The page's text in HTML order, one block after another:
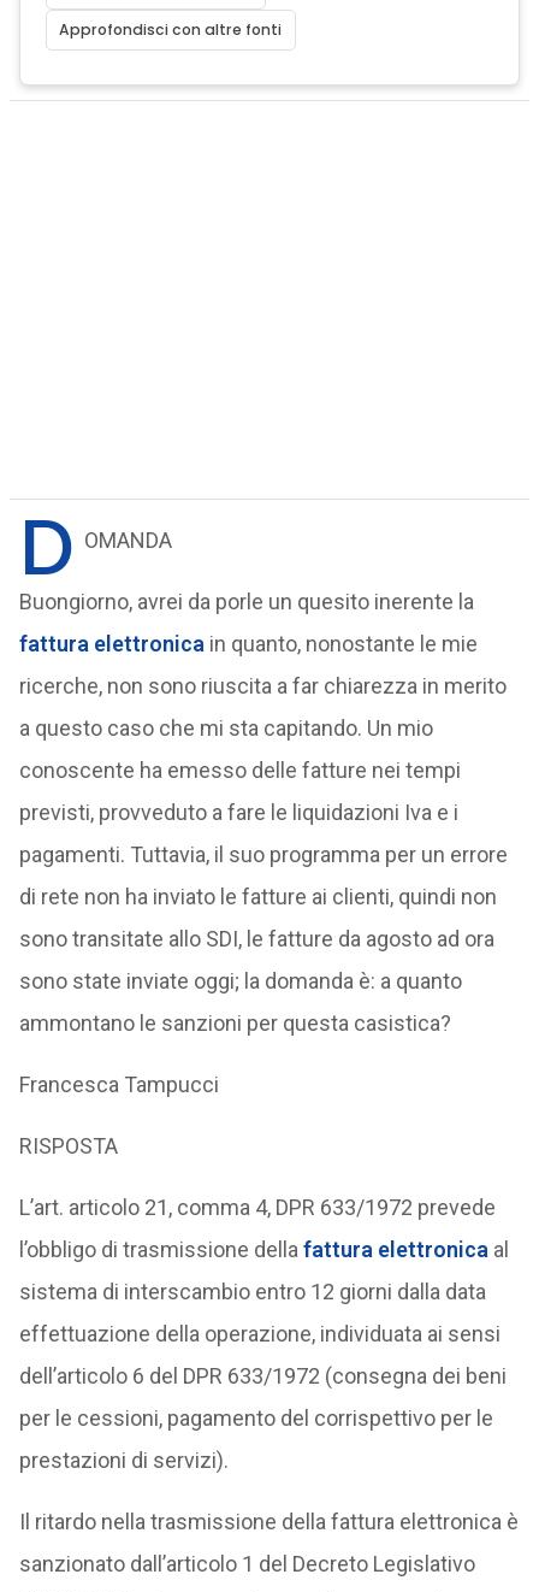
Approfondisci con altre fonti
D OMANDA
Buongiorno, avrei da porle un quesito inerente la
fattura elettronica in quanto, nonostante le mie
ricerche, non sono riuscita a far chiarezza in merito
a questo caso che mi sta capitando. Un mio
conoscente ha emesso delle fatture nei tempi
previsti, provveduto a fare le liquidazioni Iva e i
pagamenti. Tuttavia, il suo programma per un errore
di rete non ha inviato le fatture ai clienti, quindi non
sono transitate allo SDI, le fatture da agosto ad ora
sono state inviate oggi; la domanda è: a quanto
ammontano le sanzioni per questa casistica?
Francesca Tampucci
RISPOSTA
L’art. articolo 21, comma 4, DPR 633/1972 prevede
l’obbligo di trasmissione della fattura elettronica al
sistema di interscambio entro 12 giorni dalla data
effettuazione della operazione, individuata ai sensi
dell’articolo 6 del DPR 633/1972 (consegna dei beni
per le cessioni, pagamento del corrispettivo per le
prestazioni di servizi).
Il ritardo nella trasmissione della fattura elettronica è
sanzionato dall’articolo 1 del Decreto Legislativo